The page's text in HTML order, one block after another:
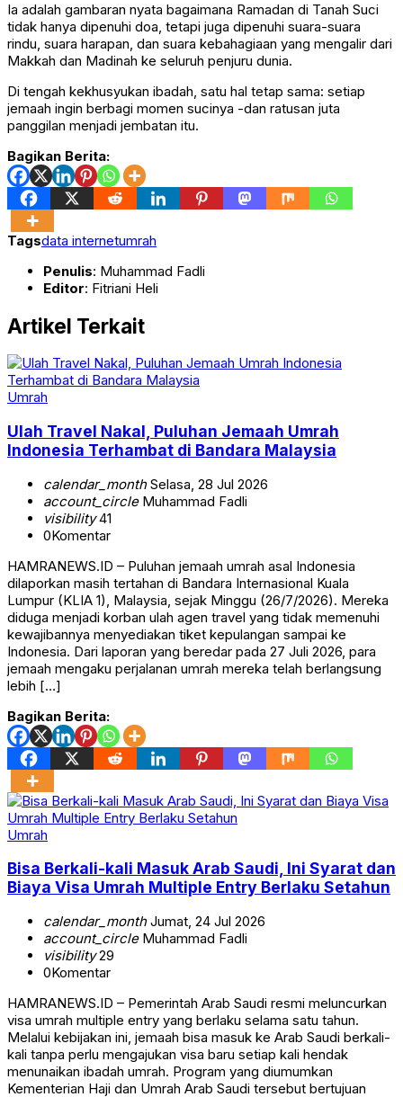
Ia adalah gambaran nyata bagaimana Ramadan di Tanah Suci
tidak hanya dipenuhi doa, tetapi juga dipenuhi suara-suara
rindu, suara harapan, dan suara kebahagiaan yang mengalir dari
Makkah dan Madinah ke seluruh penjuru dunia.
Di tengah kekhusyukan ibadah, satu hal tetap sama: setiap
jemaah ingin berbagi momen sucinya -dan ratusan juta
panggilan menjadi jembatan itu.
Bagikan Berita:
Tagsdata internetumrah
Penulis: Muhammad Fadli
Editor: Fitriani Heli
Artikel Terkait
Umrah
Ulah Travel Nakal, Puluhan Jemaah Umrah
Indonesia Terhambat di Bandara Malaysia
calendar_monthSelasa, 28 Jul 2026
account_circleMuhammad Fadli
visibility41
0Komentar
HAMRANEWS.ID – Puluhan jemaah umrah asal Indonesia
dilaporkan masih tertahan di Bandara Internasional Kuala
Lumpur (KLIA 1), Malaysia, sejak Minggu (26/7/2026). Mereka
diduga menjadi korban ulah agen travel yang tidak memenuhi
kewajibannya menyediakan tiket kepulangan sampai ke
Indonesia. Dari laporan yang beredar pada 27 Juli 2026, para
jemaah mengaku perjalanan umrah mereka telah berlangsung
lebih […]
Bagikan Berita:
Umrah
Bisa Berkali-kali Masuk Arab Saudi, Ini Syarat dan
Biaya Visa Umrah Multiple Entry Berlaku Setahun
calendar_monthJumat, 24 Jul 2026
account_circleMuhammad Fadli
visibility29
0Komentar
HAMRANEWS.ID – Pemerintah Arab Saudi resmi meluncurkan
visa umrah multiple entry yang berlaku selama satu tahun.
Melalui kebijakan ini, jemaah bisa masuk ke Arab Saudi berkali-
kali tanpa perlu mengajukan visa baru setiap kali hendak
menunaikan ibadah umrah. Program yang diumumkan
Kementerian Haji dan Umrah Arab Saudi tersebut bertujuan